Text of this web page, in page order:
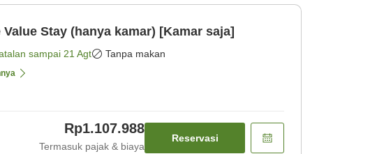
Value Stay (hanya kamar) [Kamar saja]
sampai 21 Agt Tanpa makan
Rp1.107.988
Termasuk pajak & biaya
Reservasi